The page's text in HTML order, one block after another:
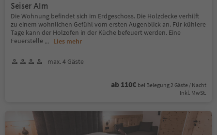
Seiser Alm
Die Wohnung befindet sich im Erdgeschoss. Die Holzdecke verhilft
zu einem wohnlichen Gefühl vom ersten Augenblick an. Für kühlere
Tage kann der Holzofen in der Küche befeuert werden. Eine
Feuerstelle ... Lies mehr
max. 4 Gäste
ab 110€ bei Belegung 2 Gäste / Nacht
Inkl. MwSt.